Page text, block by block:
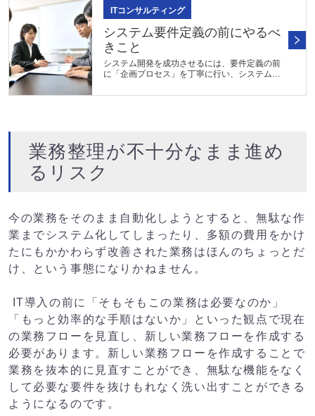
ITコンサルティング
システム要件定義の前にやるべ
きこと
システム開発を成功させるには、要件定義の前
に「企画プロセス」を丁寧に行い、システムの
重要です。これにより、手戻りを防ぎ、成果に
業務整理が不十分なまま進め
るリスク
今の業務をそのまま自動化しようとすると、無駄な作
業までシステム化してしまったり、多額の費用をかけ
たにもかかわらず改善された業務はほんのちょっとだ
け、という事態になりかねません。
IT導入の前に「そもそもこの業務は必要なのか」
「もっと効率的な手順はないか」といった観点で現在
の業務フローを見直し、新しい業務フローを作成する
必要があります。新しい業務フローを作成することで
業務を抜本的に見直すことができ、無駄な機能をなく
して必要な要件を抜けもれなく洗い出すことができる
ようになるのです。